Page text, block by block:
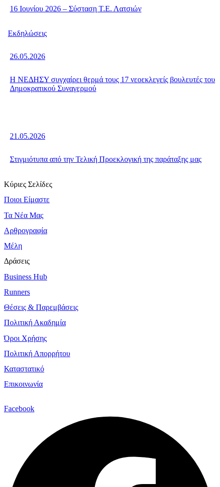
16 Ιουνίου 2026 – Σύσταση Τ.Ε. Λατσιών
26.05.2026
Η ΝΕΔΗΣΥ συγχαίρει θερμά τους 17 νεοεκλεγείς βουλευτές του
Δημοκρατικού Συναγερμού
Εκδηλώσεις
21.05.2026
Στιγμιότυπα από την Τελική Προεκλογική της παράταξης μας
Κύριες Σελίδες
Ποιοι Είμαστε
Τα Νέα Μας
Αρθρογραφία
Μέλη
Δράσεις
Business Hub
Runners
Θέσεις & Παρεμβάσεις
Πολιτική Ακαδημία
Όροι Χρήσης
Πολιτική Απορρήτου
Καταστατικό
Επικοινωνία
Facebook